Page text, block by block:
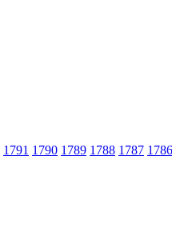
1791 1790 1789 1788 1787 1786